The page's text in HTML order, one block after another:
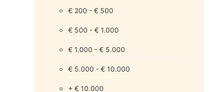
€ 200 - € 500
€ 500 - € 1.000
€ 1.000 - € 5.000
€ 5.000 - € 10.000
+ € 10.000